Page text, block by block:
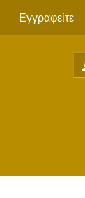
Εγγραφείτε